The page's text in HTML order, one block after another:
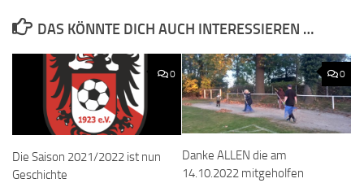
DAS KÖNNTE DICH AUCH INTERESSIEREN …
0
Die Saison 2021/2022 ist nun
Geschichte
0
Danke ALLEN die am
14.10.2022 mitgeholfen